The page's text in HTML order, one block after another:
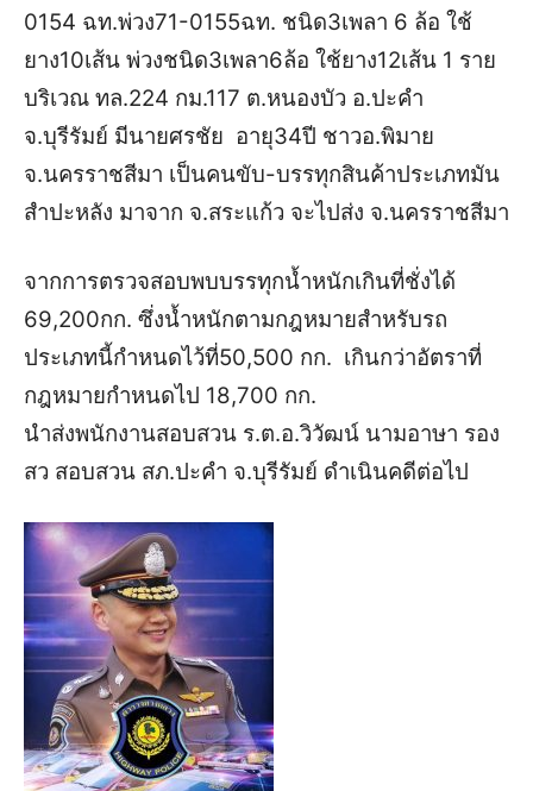
0154 ฉท.พ่วง71-0155ฉท. ชนิด3เพลา 6 ล้อ ใช้
ยาง10เส้น พ่วงชนิด3เพลา6ล้อ ใช้ยาง12เส้น 1 ราย
บริเวณ ทล.224 กม.117 ต.หนองบัว อ.ปะคำ
จ.บุรีรัมย์ มีนายศรชัย อายุ34ปี ชาวอ.พิมาย
จ.นครราชสีมา เป็นคนขับ-บรรทุกสินค้าประเภทมัน
สำปะหลัง มาจาก จ.สระแก้ว จะไปส่ง จ.นครราชสีมา
จากการตรวจสอบพบบรรทุกน้ำหนักเกินที่ชั่งได้
69,200กก. ซึ่งน้ำหนักตามกฎหมายสำหรับรถ
ประเภทนี้กำหนดไว้ที่50,500 กก. เกินกว่าอัตราที่
กฎหมายกำหนดไป 18,700 กก.
นำส่งพนักงานสอบสวน ร.ต.อ.วิวัฒน์ นามอาษา รอง
สว สอบสวน สภ.ปะคำ จ.บุรีรัมย์ ดำเนินคดีต่อไป